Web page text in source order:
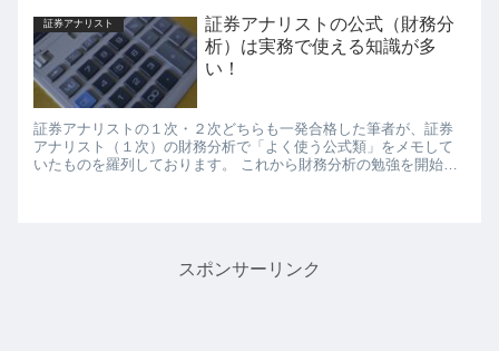
証券アナリスト
証券アナリストの公式（財務分
析）は実務で使える知識が多
い！
証券アナリストの１次・２次どちらも一発合格した筆者が、証券
アナリスト（１次）の財務分析で「よく使う公式類」をメモして
いたものを羅列しております。 これから財務分析の勉強を開始し
スポンサーリンク